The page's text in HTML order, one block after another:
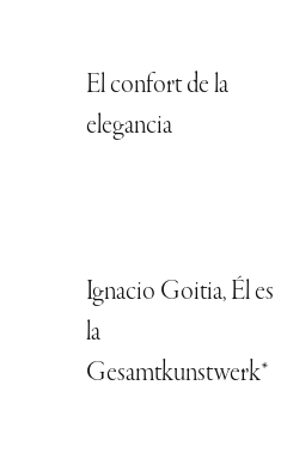
El confort de la
elegancia
Ignacio Goitia, Él es
la
Gesamtkunstwerk*